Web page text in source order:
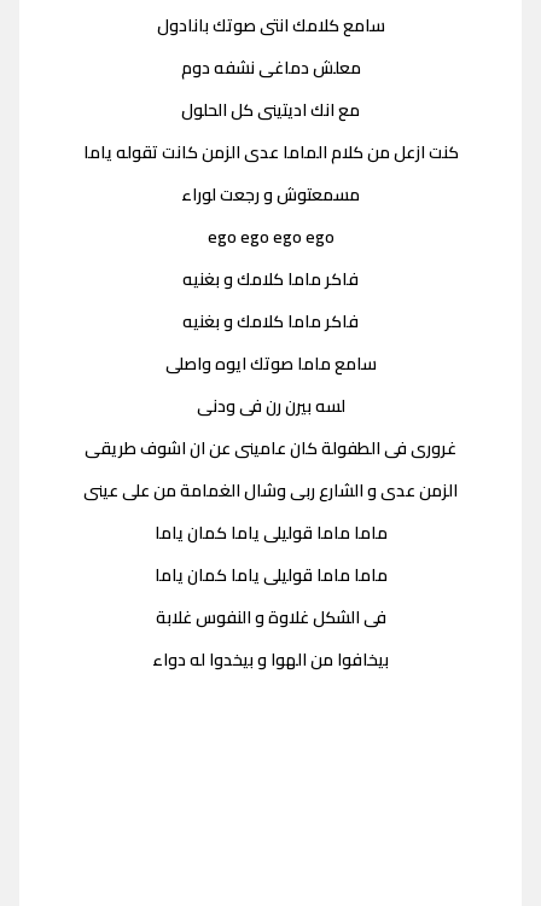
سامع كلامك انتى صوتك بانادول
معلش دماغى نشفه دوم
مع انك اديتينى كل الحلول
كنت ازعل من كلام الماما عدى الزمن كانت تقوله ياما
مسمعتوش و رجعت لوراء
ego ego ego ego
فاكر ماما كلامك و بغنيه
فاكر ماما كلامك و بغنيه
سامع ماما صوتك ايوه واصلى
لسه بيرن رن فى ودنى
غرورى فى الطفولة كان عامينى عن ان اشوف طريقى
الزمن عدى و الشارع ربى وشال الغمامة من على عينى
ماما ماما قوليلى ياما كمان ياما
ماما ماما قوليلى ياما كمان ياما
فى الشكل غلاوة و النفوس غلابة
بيخافوا من الهوا و بيخدوا له دواء